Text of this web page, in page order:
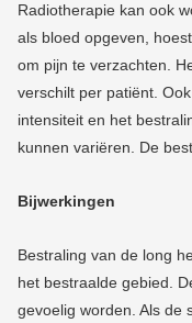
Radiotherapie kan ook
als bloed opgeven,
om pijn te verzachten.
verschilt per patiënt.
intensiteit en het
kunnen variëren. De
Bijwerkingen
Bestraling van de long
het bestraalde gebied.
gevoelig worden. Als de